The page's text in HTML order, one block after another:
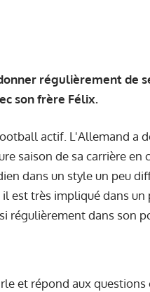
régulièrement de
son frère Félix.
actif. L'Allemand a
saison de sa carrière
dans un style un peu
est très impliqué dans
régulièrement dans son
et répond aux